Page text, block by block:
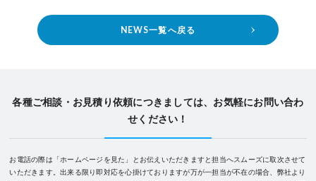
NEWS一覧へ戻る
各種ご相談・お見積り依頼につきましては、お気軽にお問い合わ
せください！
お電話の際は「ホームページを見た」とお伝えいただきますと担当へスムーズに取次させて
いただきます。出来る限り即対応を心掛けておりますが万が一担当が不在の場合、弊社より